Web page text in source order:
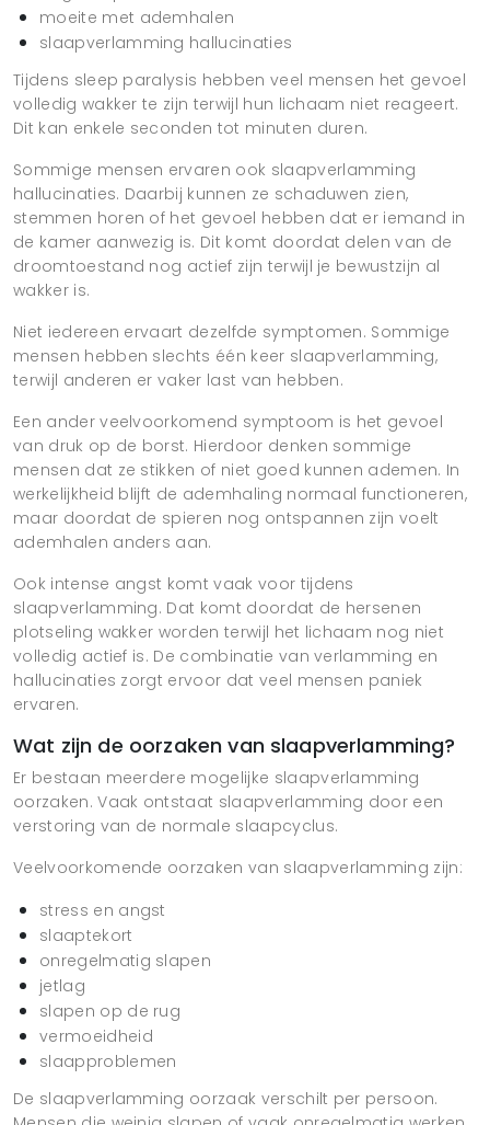
moeite met ademhalen
slaapverlamming hallucinaties
Tijdens sleep paralysis hebben veel mensen het gevoel
volledig wakker te zijn terwijl hun lichaam niet reageert.
Dit kan enkele seconden tot minuten duren.
Sommige mensen ervaren ook slaapverlamming
hallucinaties. Daarbij kunnen ze schaduwen zien,
stemmen horen of het gevoel hebben dat er iemand in
de kamer aanwezig is. Dit komt doordat delen van de
droomtoestand nog actief zijn terwijl je bewustzijn al
wakker is.
Niet iedereen ervaart dezelfde symptomen. Sommige
mensen hebben slechts één keer slaapverlamming,
terwijl anderen er vaker last van hebben.
Een ander veelvoorkomend symptoom is het gevoel
van druk op de borst. Hierdoor denken sommige
mensen dat ze stikken of niet goed kunnen ademen. In
werkelijkheid blijft de ademhaling normaal functioneren,
maar doordat de spieren nog ontspannen zijn voelt
ademhalen anders aan.
Ook intense angst komt vaak voor tijdens
slaapverlamming. Dat komt doordat de hersenen
plotseling wakker worden terwijl het lichaam nog niet
volledig actief is. De combinatie van verlamming en
hallucinaties zorgt ervoor dat veel mensen paniek
ervaren.
Wat zijn de oorzaken van slaapverlamming?
Er bestaan meerdere mogelijke slaapverlamming
oorzaken. Vaak ontstaat slaapverlamming door een
verstoring van de normale slaapcyclus.
Veelvoorkomende oorzaken van slaapverlamming zijn:
stress en angst
slaaptekort
onregelmatig slapen
jetlag
slapen op de rug
vermoeidheid
slaapproblemen
De slaapverlamming oorzaak verschilt per persoon.